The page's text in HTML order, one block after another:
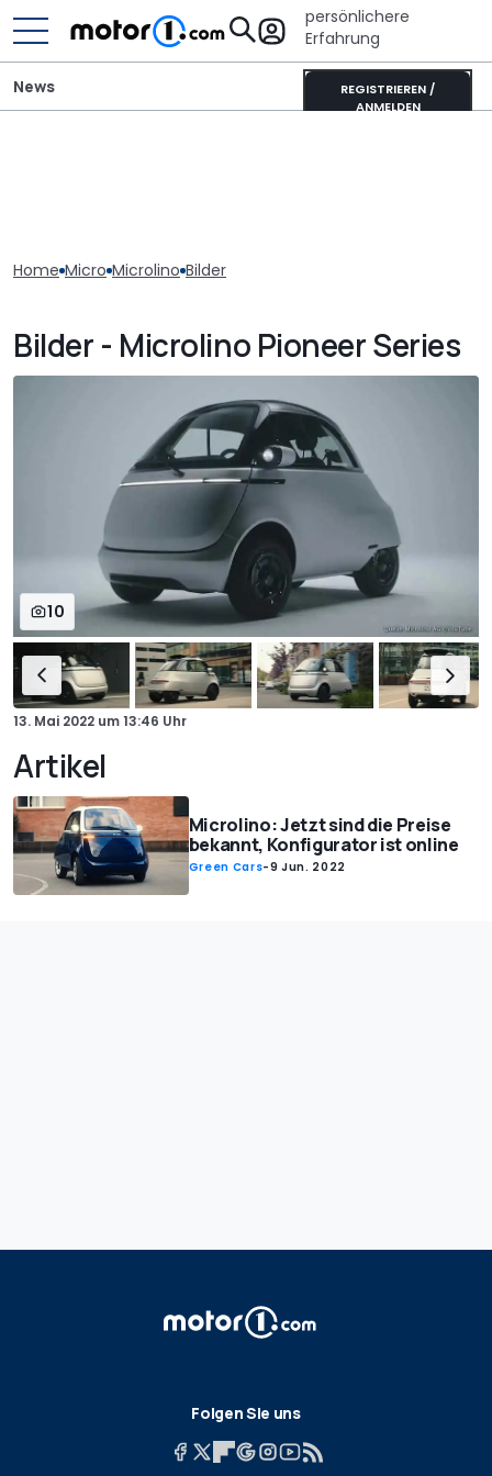
persönlichere
Erfahrung
REGISTRIEREN /
ANMELDEN
News
Home Micro Microlino Bilder
Bilder - Microlino Pioneer Series
10
13. Mai 2022 um13:46 Uhr
Artikel
Microlino: Jetzt sind die Preise
bekannt, Konfigurator ist online
Green Cars-9 Jun. 2022
Folgen Sie uns